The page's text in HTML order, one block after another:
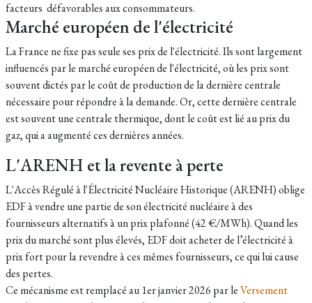
facteurs défavorables aux consommateurs.
Marché européen de l'électricité
La France ne fixe pas seule ses prix de l'électricité. Ils sont largement
influencés par le marché européen de l'électricité, où les prix sont
souvent dictés par le coût de production de la dernière centrale
nécessaire pour répondre à la demande. Or, cette dernière centrale
est souvent une centrale thermique, dont le coût est lié au prix du
gaz, qui a augmenté ces dernières années.
L'ARENH et la revente à perte
L'Accès Régulé à l'Électricité Nucléaire Historique (ARENH) oblige
EDF à vendre une partie de son électricité nucléaire à des
fournisseurs alternatifs à un prix plafonné (42 €/MWh). Quand les
prix du marché sont plus élevés, EDF doit acheter de l’électricité à
prix fort pour la revendre à ces mêmes fournisseurs, ce qui lui cause
des pertes.
Ce mécanisme est remplacé au 1er janvier 2026 par leVersement